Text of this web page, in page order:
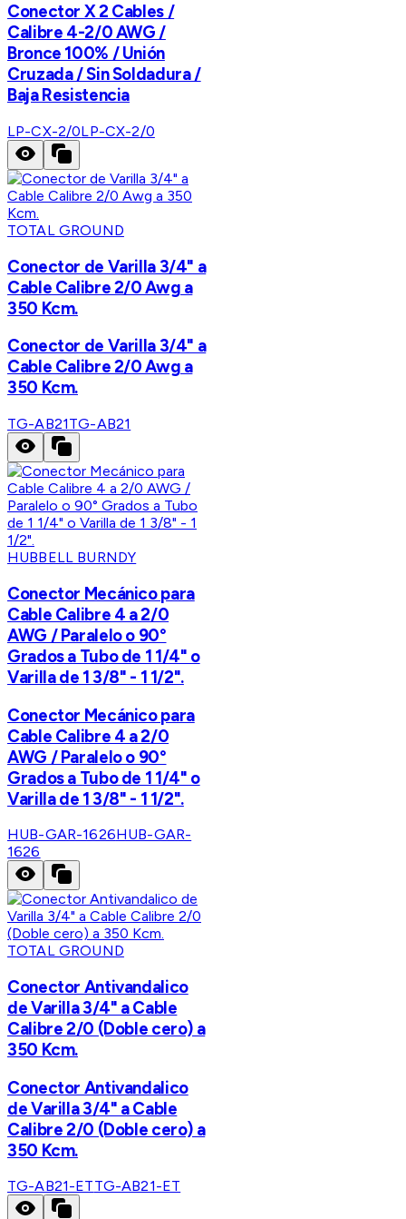
Conector X 2 Cables /
Calibre 4-2/0 AWG /
Bronce 100% / Unión
Cruzada / Sin Soldadura /
Baja Resistencia
LP-CX-2/0LP-CX-2/0
TOTAL GROUND
Conector de Varilla 3/4" a
Cable Calibre 2/0 Awg a
350 Kcm.
Conector de Varilla 3/4" a
Cable Calibre 2/0 Awg a
350 Kcm.
TG-AB21TG-AB21
HUBBELL BURNDY
Conector Mecánico para
Cable Calibre 4 a 2/0
AWG / Paralelo o 90°
Grados a Tubo de 1 1/4" o
Varilla de 1 3/8" - 1 1/2".
Conector Mecánico para
Cable Calibre 4 a 2/0
AWG / Paralelo o 90°
Grados a Tubo de 1 1/4" o
Varilla de 1 3/8" - 1 1/2".
HUB-GAR-1626HUB-GAR-
1626
TOTAL GROUND
Conector Antivandalico
de Varilla 3/4" a Cable
Calibre 2/0 (Doble cero) a
350 Kcm.
Conector Antivandalico
de Varilla 3/4" a Cable
Calibre 2/0 (Doble cero) a
350 Kcm.
TG-AB21-ETTG-AB21-ET